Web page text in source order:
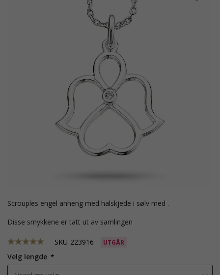
Scrouples engel anheng med halskjede i sølv med .
Disse smykkene er tatt ut av samlingen
SKU 223916 UTGÅR
Velg lengde